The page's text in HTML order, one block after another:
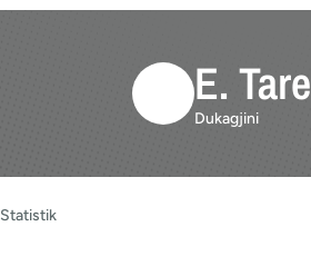
E. Tare
Dukagjini
Statistik